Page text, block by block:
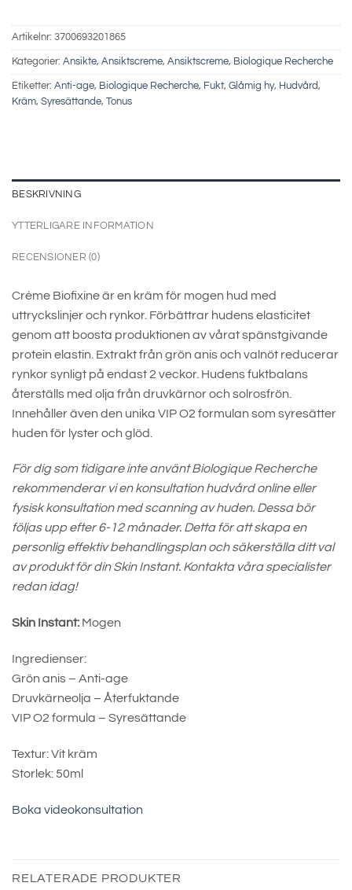
Artikelnr: 3700693201865
Kategorier: Ansikte, Ansiktscreme, Ansiktscreme, Biologique Recherche
Etiketter: Anti-age, Biologique Recherche, Fukt, Glåmig hy, Hudvård,
Kräm, Syresättande, Tonus
BESKRIVNING
YTTERLIGARE INFORMATION
RECENSIONER (0)
Crème Biofixine är en kräm för mogen hud med
uttryckslinjer och rynkor. Förbättrar hudens elasticitet
genom att boosta produktionen av vårat spänstgivande
protein elastin. Extrakt från grön anis och valnöt reducerar
rynkor synligt på endast 2 veckor. Hudens fuktbalans
återställs med olja från druvkärnor och solrosfrön.
Innehåller även den unika VIP O2 formulan som syresätter
huden för lyster och glöd.
För dig som tidigare inte använt Biologique Recherche
rekommenderar vi en konsultation hudvård online eller
fysisk konsultation med scanning av huden. Dessa bör
följas upp efter 6-12 månader. Detta för att skapa en
personlig effektiv behandlingsplan och säkerställa ditt val
av produkt för din Skin Instant. Kontakta våra specialister
redan idag!
Skin Instant: Mogen
Ingredienser:
Grön anis – Anti-age
Druvkärneolja – Återfuktande
VIP O2 formula – Syresättande
Textur: Vit kräm
Storlek: 50ml
Boka videokonsultation
RELATERADE PRODUKTER